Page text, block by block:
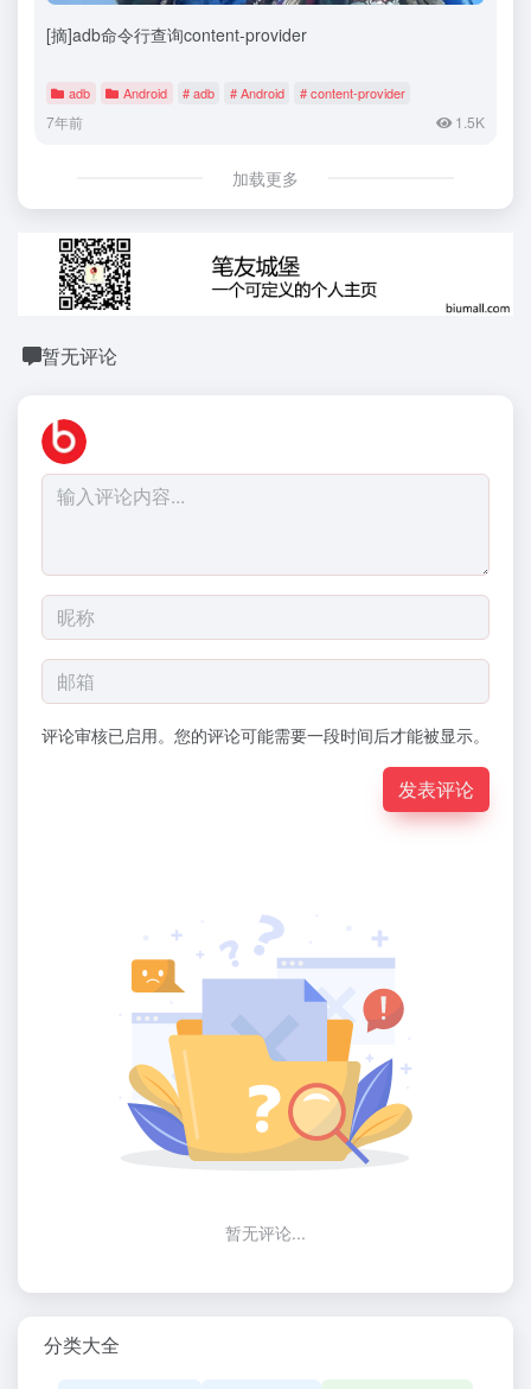
[摘]adb命令行查询content-provider
adb Android # adb # Android # content-provider
7年前 1.5K
加载更多
暂无评论
评论审核已启用。您的评论可能需要一段时间后才能被显示。
发表评论
暂无评论...
分类大全